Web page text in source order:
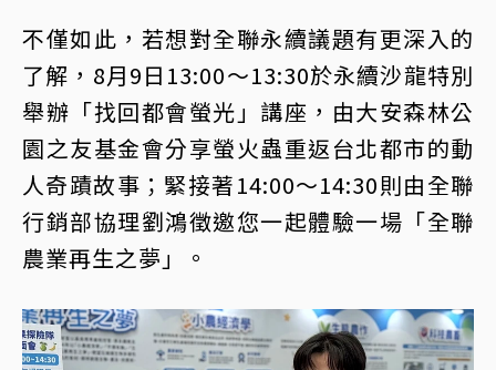
不僅如此，若想對全聯永續議題有更深入的
了解，8月9日13:00～13:30於永續沙龍特別
舉辦「找回都會螢光」講座，由大安森林公
園之友基金會分享螢火蟲重返台北都市的動
人奇蹟故事；緊接著14:00～14:30則由全聯
行銷部協理劉鴻徵邀您一起體驗一場「全聯
農業再生之夢」。